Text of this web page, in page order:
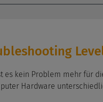
es kein Problem mehr für
Hardware